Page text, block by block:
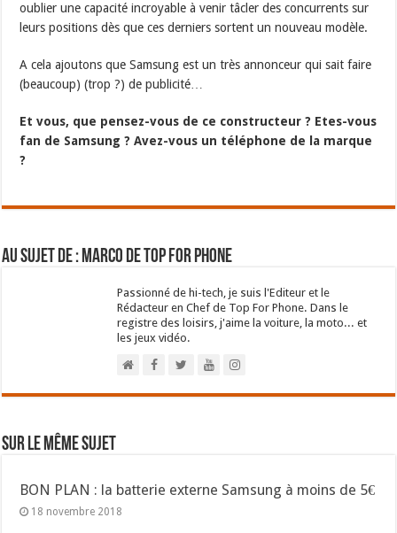
oublier une capacité incroyable à venir tâcler des concurrents sur
leurs positions dès que ces derniers sortent un nouveau modèle.
A cela ajoutons que Samsung est un très annonceur qui sait faire
(beaucoup) (trop ?) de publicité…
Et vous, que pensez-vous de ce constructeur ? Etes-vous
fan de Samsung ? Avez-vous un téléphone de la marque
?
Au sujet de : Marco de Top For Phone
Passionné de hi-tech, je suis l'Editeur et le
Rédacteur en Chef de Top For Phone. Dans le
registre des loisirs, j'aime la voiture, la moto... et
les jeux vidéo.
Sur le même sujet
BON PLAN : la batterie externe Samsung à moins de 5€
18 novembre 2018